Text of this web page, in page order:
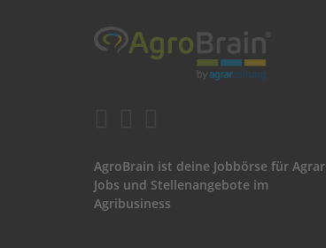
AgroBrain ist deine Jobbörse für Agrar
Jobs und Stellenangebote im
Agribusiness